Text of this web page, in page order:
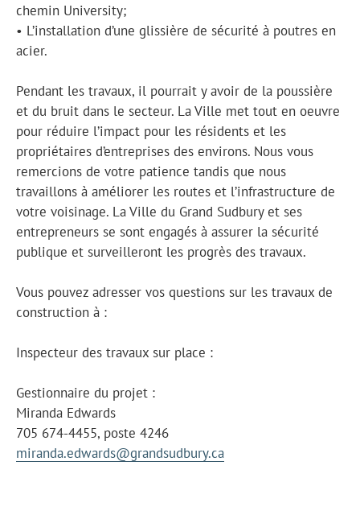
chemin University;
• L’installation d’une glissière de sécurité à poutres en
acier.
Pendant les travaux, il pourrait y avoir de la poussière
et du bruit dans le secteur. La Ville met tout en oeuvre
pour réduire l’impact pour les résidents et les
propriétaires d’entreprises des environs. Nous vous
remercions de votre patience tandis que nous
travaillons à améliorer les routes et l’infrastructure de
votre voisinage. La Ville du Grand Sudbury et ses
entrepreneurs se sont engagés à assurer la sécurité
publique et surveilleront les progrès des travaux.
Vous pouvez adresser vos questions sur les travaux de
construction à :
Inspecteur des travaux sur place :
Gestionnaire du projet :
Miranda Edwards
705 674-4455, poste 4246
miranda.edwards@grandsudbury.ca